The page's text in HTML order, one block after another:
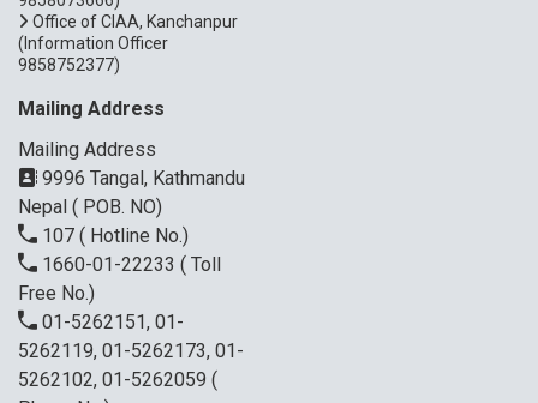
Office of CIAA, Kanchanpur
(Information Officer
9858752377)
Mailing Address
Mailing Address
9996 Tangal, Kathmandu
Nepal ( POB. NO)
107 ( Hotline No.)
1660-01-22233 ( Toll
Free No.)
01-5262151, 01-
5262119, 01-5262173, 01-
5262102, 01-5262059 (